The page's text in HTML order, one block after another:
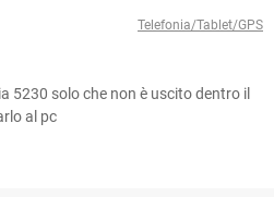
Telefonia/Tablet/GPS
5230 solo che non è uscito dentro il
al pc